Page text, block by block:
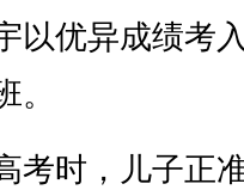
以优异成绩考
时，儿子正